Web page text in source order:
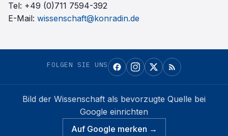
Tel: +49 (0)711 7594-392
E-Mail: wissenschaft@konradin.de
FOLGEN SIE UNS
Bild der Wissenschaft als bevorzugte Quelle bei
Google einrichten
Auf Google merken →